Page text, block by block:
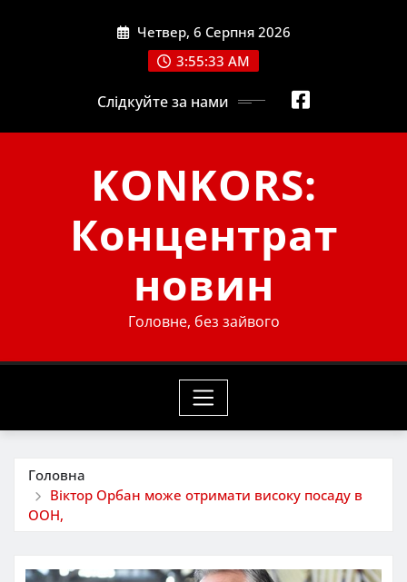
Четвер, 6 Серпня 2026
3:55:35 AM
Слідкуйте за нами
KONKORS:
Концентрат
новин
Головне, без зайвого
Головна
Віктор Орбан може отримати високу посаду в
ООН,